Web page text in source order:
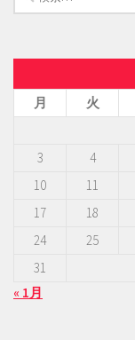
索:
月
火
3
4
10
11
17
18
24
25
31
« 1月